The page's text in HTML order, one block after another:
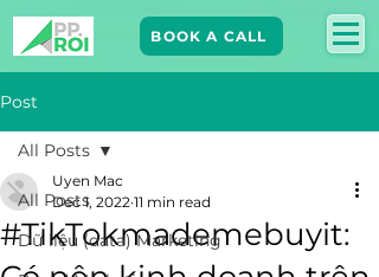
BOOK A CALL
Post
All Posts
Dữ liệu (data) Marketing
All Posts
#TikTokmademebuyit:
Uyen Mac
Dec 1, 2022 11 min read